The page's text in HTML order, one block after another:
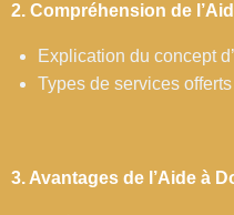
2. Compréhension de
Explication du concept
Types de services
3. Avantages de l’Aide à